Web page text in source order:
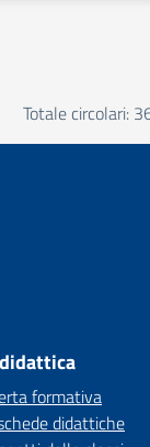
Totale circolari:
formativa
didattiche